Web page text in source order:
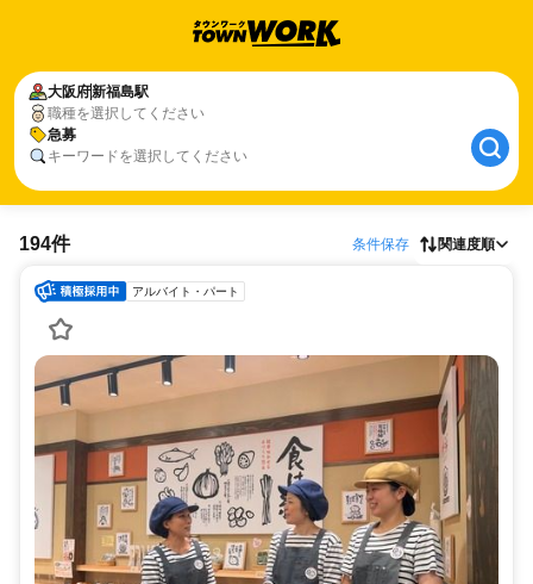
大阪府新福島駅
職種を選択してください
急募
キーワードを選択してください
194件 条件保存 関連度順
アルバイト・パート